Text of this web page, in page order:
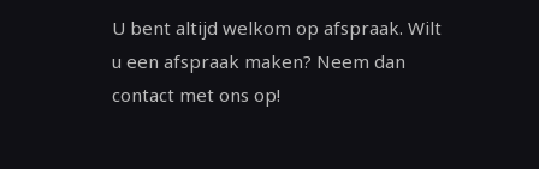
U bent altijd welkom op afspraak. Wilt
u een afspraak maken? Neem dan
contact met ons op!